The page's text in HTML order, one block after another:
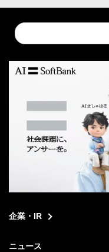
Conduct
a
企業・IR
ニュース